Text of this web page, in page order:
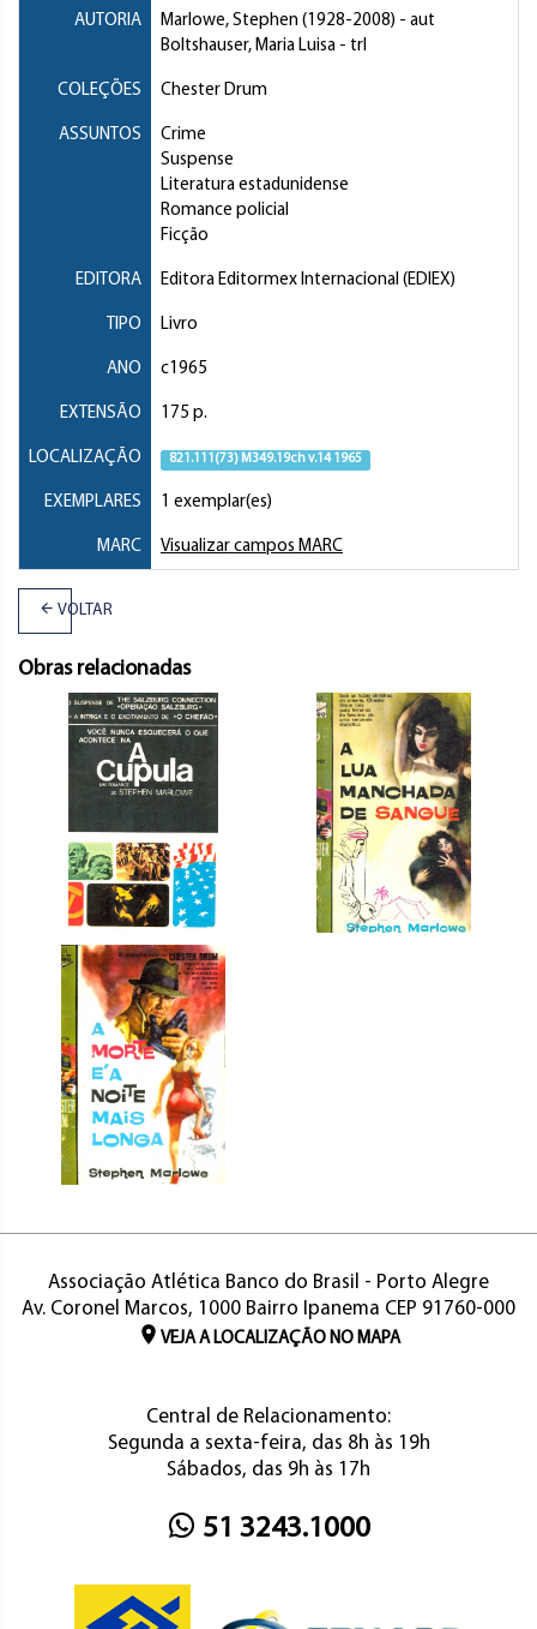
AUTORIA Marlowe, Stephen (1928-2008) - aut
Boltshauser, Maria Luisa - trl
COLEÇÕES Chester Drum
ASSUNTOS
Crime
Suspense
Literatura estadunidense
Romance policial
Ficção
EDITORA Editora Editormex Internacional (EDIEX)
TIPO Livro
ANO c1965
EXTENSÃO 175 p.
LOCALIZAÇÃO 821.111(73) M349.19ch v.14 1965
EXEMPLARES 1 exemplar(es)
MARC Visualizar campos MARC
VOLTAR
Obras relacionadas
Associação Atlética Banco do Brasil - Porto Alegre
Av. Coronel Marcos, 1000 Bairro Ipanema CEP 91760-000
VEJA A LOCALIZAÇÃO NO MAPA
Central de Relacionamento:
Segunda a sexta-feira, das 8h às 19h
Sábados, das 9h às 17h
51 3243.1000